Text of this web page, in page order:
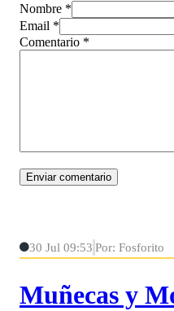
Nombre *
Email *
Comentario *
30 Jul 09:53 Por: Fosforito
Muñecas y